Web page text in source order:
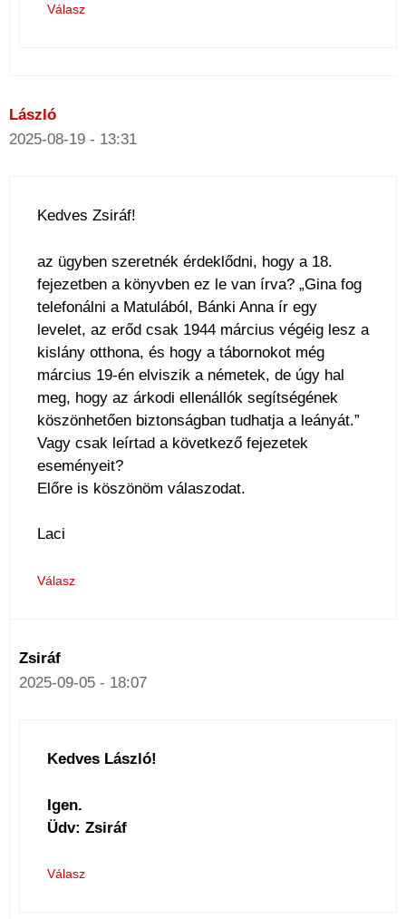
Válasz
László
2025-08-19 - 13:31
Kedves Zsiráf!
az ügyben szeretnék érdeklődni, hogy a 18.
fejezetben a könyvben ez le van írva? „Gina fog
telefonálni a Matulából, Bánki Anna ír egy
levelet, az erőd csak 1944 március végéig lesz a
kislány otthona, és hogy a tábornokot még
március 19-én elviszik a németek, de úgy hal
meg, hogy az árkodi ellenállók segítségének
köszönhetően biztonságban tudhatja a leányát.”
Vagy csak leírtad a következő fejezetek
eseményeit?
Előre is köszönöm válaszodat.
Laci
Válasz
Zsiráf
2025-09-05 - 18:07
Kedves László!
Igen.
Üdv: Zsiráf
Válasz